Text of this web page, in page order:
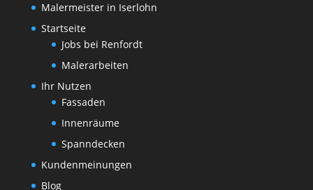
Malermeister in Iserlohn
Startseite
Jobs bei Renfordt
Malerarbeiten
Ihr Nutzen
Fassaden
Innenräume
Spanndecken
Kundenmeinungen
Blog